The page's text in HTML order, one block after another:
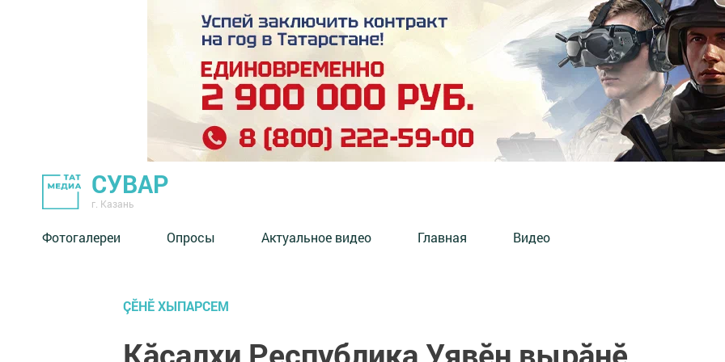
СУВАР
г. Казань
Фотогалереи Опросы Актуальное видео Главная Видео
ÇӖНӖ ХЫПАРСЕМ
Кӑҫалхи Республика Уявӗн вырӑнӗ